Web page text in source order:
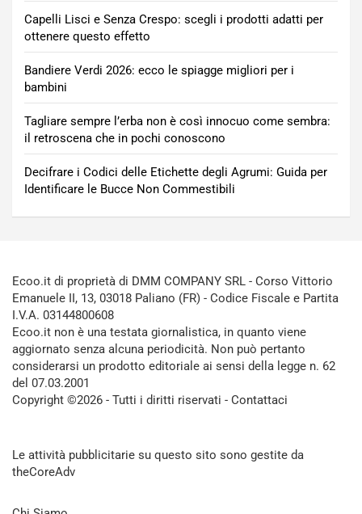
Capelli Lisci e Senza Crespo: scegli i prodotti adatti per
ottenere questo effetto
Bandiere Verdi 2026: ecco le spiagge migliori per i
bambini
Tagliare sempre l’erba non è così innocuo come sembra:
il retroscena che in pochi conoscono
Decifrare i Codici delle Etichette degli Agrumi: Guida per
Identificare le Bucce Non Commestibili
Ecoo.it di proprietà di DMM COMPANY SRL - Corso Vittorio
Emanuele II, 13, 03018 Paliano (FR) - Codice Fiscale e Partita
I.V.A. 03144800608
Ecoo.it non è una testata giornalistica, in quanto viene
aggiornato senza alcuna periodicità. Non può pertanto
considerarsi un prodotto editoriale ai sensi della legge n. 62
del 07.03.2001
Copyright ©2026 - Tutti i diritti riservati - Contattaci
Le attività pubblicitarie su questo sito sono gestite da
theCoreAdv